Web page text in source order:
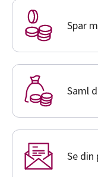
Spar
Saml
Se